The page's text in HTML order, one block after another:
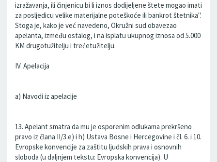
izražavanja, ili činjenicu bi li iznos dodijeljene štete mogao imati
za posljedicu velike materijalne poteškoće ili bankrot štetnika".
Stoga je, kako je već navedeno, Okružni sud obavezao
apelanta, između ostalog, i na isplatu ukupnog iznosa od 5.000
KM drugotužitelju i trećetužitelju.
IV. Apelacija
a) Navodi iz apelacije
13. Apelant smatra da mu je osporenim odlukama prekršeno
pravo iz člana II/3.e) i h) Ustava Bosne i Hercegovine i čl. 6. i 10.
Evropske konvencije za zaštitu ljudskih prava i osnovnih
sloboda (u daljnjem tekstu: Evropska konvencija). U